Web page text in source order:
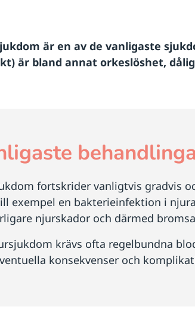
är en av de vanligaste
är bland annat orkeslöshet,
fortskrider vanligtvis gradvis
exempel en bakterieinfektion i
njurskador och därmed
krävs ofta regelbundna
konsekvenser och